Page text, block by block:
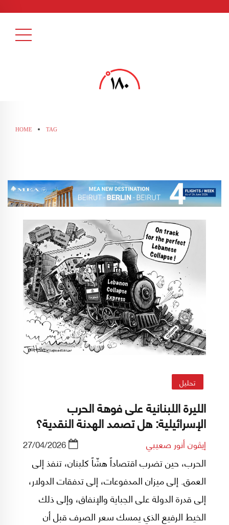
HOME TAG
تحليل
الليرة اللبنانية على فوهة الحرب
الإسرائيلية: هل تصمد الهدنة النقدية؟
إيڤون أنور صعيبي 27/04/2026
الحرب، حين تضرب اقتصاداً هشّاً كلبنان، تنفذ إلى
العمق. إلى ميزان المدفوعات، إلى تدفقات الدولار،
إلى قدرة الدولة على الجباية والإنفاق، وإلى ذلك
الخيط الرفيع الذي يمسك سعر الصرف قبل أن